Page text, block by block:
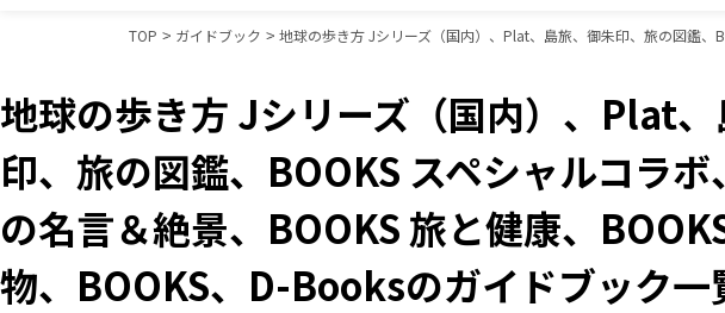
TOP ガイドブック 地球の歩き方 Jシリーズ（国内）、Plat、島旅、御朱印、旅の図鑑、
地球の歩き方 Jシリーズ（国内）、Plat
印、旅の図鑑、BOOKS スペシャルコラボ
の名言＆絶景、BOOKS 旅と健康、
物、BOOKS、D-Booksのガイドブック一